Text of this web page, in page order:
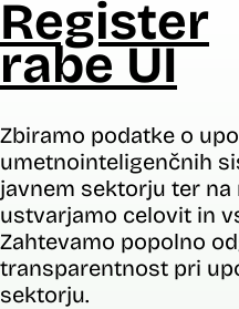
Register
rabe UI
Zbiramo podatke o
umetnointeligenčnih
javnem sektorju ter
ustvarjamo celovit in
Zahtevamo popolno
transparentnost pri
sektorju.